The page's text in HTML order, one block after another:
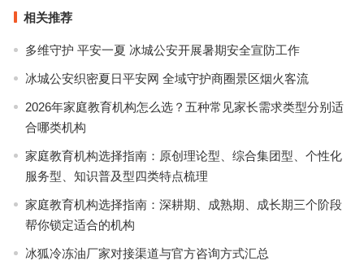
相关推荐
多维守护 平安一夏 冰城公安开展暑期安全宣防工作
冰城公安织密夏日平安网 全域守护商圈景区烟火客流
2026年家庭教育机构怎么选？五种常见家长需求类型分别适
合哪类机构
家庭教育机构选择指南：原创理论型、综合集团型、个性化
服务型、知识普及型四类特点梳理
家庭教育机构选择指南：深耕期、成熟期、成长期三个阶段
帮你锁定适合的机构
冰狐冷冻油厂家对接渠道与官方咨询方式汇总